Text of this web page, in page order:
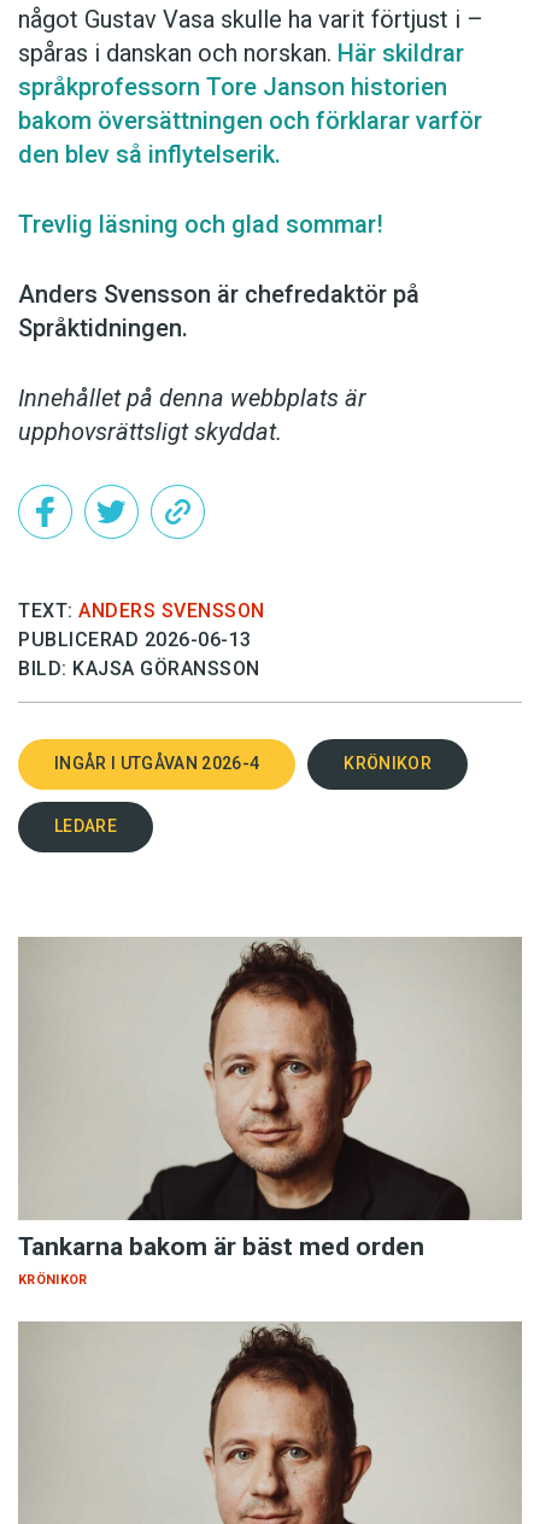
något Gustav Vasa skulle ha varit förtjust i –
spåras i ­danskan och norskan. Här skildrar
språk­professorn Tore Janson historien
bakom översättningen och förklarar varför
den blev så inflytelserik.
Trevlig läsning och glad sommar!
Anders Svensson är chefredaktör på
Språktidningen.
Innehållet på denna webbplats är
upphovsrättsligt skyddat.
TEXT: ANDERS SVENSSON
PUBLICERAD 2026-06-13
BILD: KAJSA GÖRANSSON
INGÅR I UTGÅVAN 2026-4 KRÖNIKOR
LEDARE
Tankarna bakom är bäst med orden
KRÖNIKOR